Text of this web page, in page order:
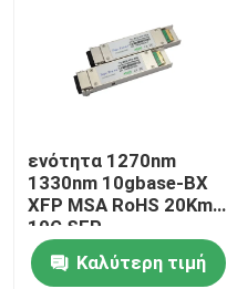
ενότητα 1270nm
1330nm 10gbase-BX
XFP MSA RoHS 20Km
10G SFP
Καλύτερη τιμή